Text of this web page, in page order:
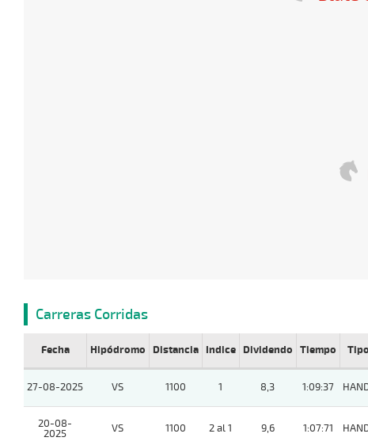
Carreras Corridas
Fecha Hipódromo Distancia Indice Dividendo Tiempo Tipo
27-08-2025 VS 1100 1 8,3 1:09:37
20-08-
2025
VS 1100 2 al 1 9,6 1:07:71